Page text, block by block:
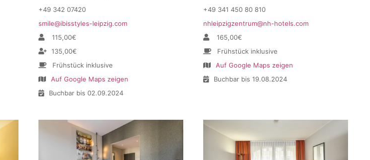
+49 342 07420
smile@ibisstyles-leipzig.com
115,00€
135,00€
Frühstück inklusive
Auf Google Maps zeigen
Buchbar bis 02.09.2024
+49 341 450 80 810
nhleipzigzentrum@nh-hotels.com
165,00€
Frühstück inklusive
Auf Google Maps zeigen
Buchbar bis 19.08.2024